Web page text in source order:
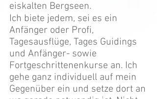
eiskalten Bergseen.
Ich biete jedem, sei es ein
Anfänger oder Profi,
Tagesausflüge, Tages Guidings
und Anfänger- sowie
Fortgeschrittenenkurse an. Ich
gehe ganz individuell auf mein
Gegenüber ein und setze dort an